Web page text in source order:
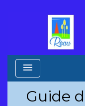
menu
Guide